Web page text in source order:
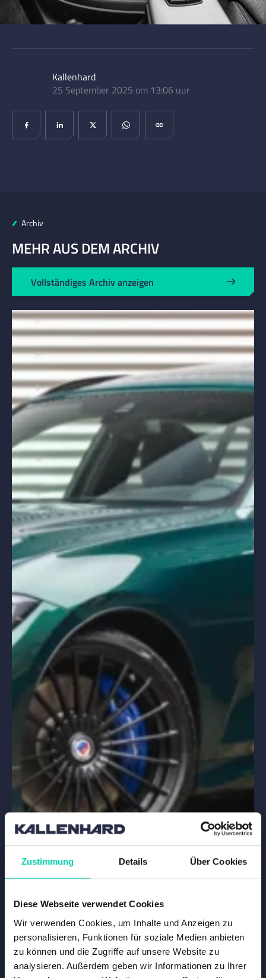
Zustimmung Details Über Cookies
Diese Webseite verwendet Cookies
Wir verwenden Cookies, um Inhalte und Anzeigen zu
personalisieren, Funktionen für soziale Medien anbieten
zu können und die Zugriffe auf unsere Website zu
analysieren. Außerdem geben wir Informationen zu Ihrer
Kallenhard
25 September 2025 om 13:06 uur
Archiv
MEHR AUS DEM ARCHIV
Vollständiges Archiv anzeigen